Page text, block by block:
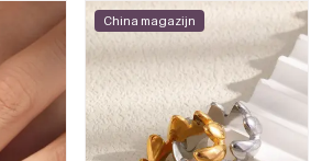
China magazijn